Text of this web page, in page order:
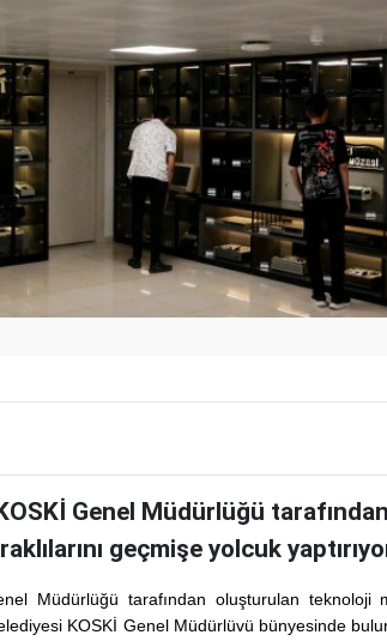
Genel Müdürlüğü
geçmişe yolcuk
Müdürlüğü tarafından oluşturulan teknoloji
KOSKİ Genel Müdürlüvü bünyesinde